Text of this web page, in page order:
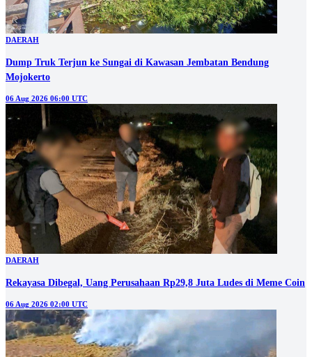
DAERAH
Dump Truk Terjun ke Sungai di Kawasan Jembatan Bendung
Mojokerto
06 Aug 2026 06:00 UTC
DAERAH
Rekayasa Dibegal, Uang Perusahaan Rp29,8 Juta Ludes di Meme Coin
06 Aug 2026 02:00 UTC